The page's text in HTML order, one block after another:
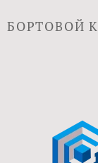
БОРТОВОЙ